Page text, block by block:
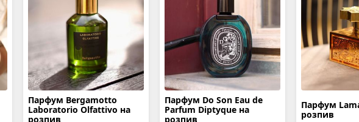
Парфум Bergamotto
Laboratorio Olfattivo на
розпив
Парфум Do Son Eau de
Parfum Diptyque на
розпив
Парфум
розпив